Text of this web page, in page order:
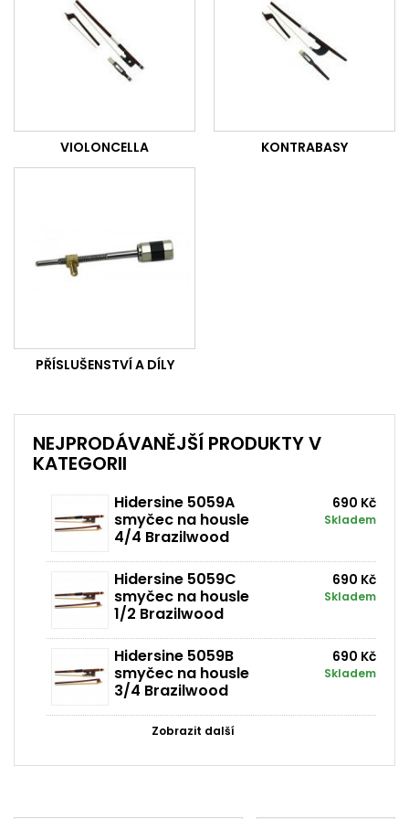
VIOLONCELLA KONTRABASY
PŘÍSLUŠENSTVÍ A DÍLY
NEJPRODÁVANĚJŠÍ PRODUKTY V
KATEGORII
Hidersine 5059A
smyčec na housle
4/4 Brazilwood
690 Kč
Skladem
Hidersine 5059C
smyčec na housle
1/2 Brazilwood
690 Kč
Skladem
Hidersine 5059B
smyčec na housle
3/4 Brazilwood
690 Kč
Skladem
Zobrazit další